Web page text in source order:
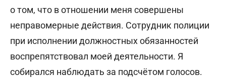
о том, что в отношении меня совершены
неправомерные действия. Сотрудник полиции
при исполнении должностных обязанностей
воспрепятствовал моей деятельности. Я
собирался наблюдать за подсчётом голосов.